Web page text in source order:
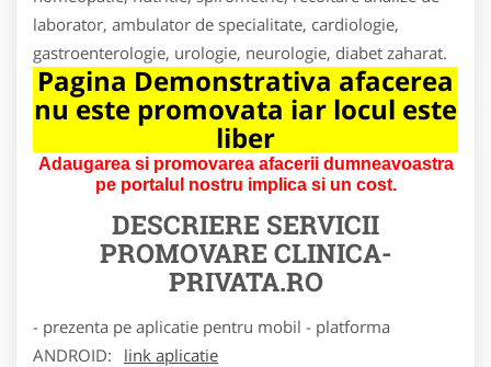
laborator, ambulator de specialitate, cardiologie,
gastroenterologie, urologie, neurologie, diabet zaharat.
Pagina Demonstrativa afacerea
nu este promovata iar locul este
liber
Adaugarea si promovarea afacerii dumneavoastra
pe portalul nostru implica si un cost.
DESCRIERE SERVICII
PROMOVARECLINICA-
PRIVATA.RO
- prezenta pe aplicatie pentru mobil - platforma
ANDROID:
link aplicatie